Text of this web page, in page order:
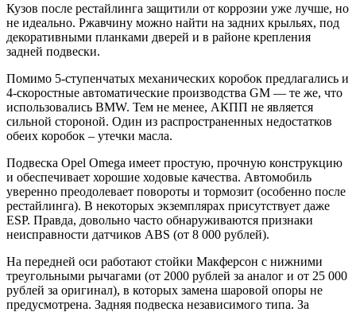
Кузов после рестайлинга защитили от коррозии уже лучше, но
не идеально. Ржавчину можно найти на задних крыльях, под
декоративными планками дверей и в районе крепления
задней подвески.
Помимо 5-ступенчатых механических коробок предлагались и
4-скоростные автоматические производства GM — те же, что
использовались BMW. Тем не менее, АКПП не является
сильной стороной. Один из распространенных недостатков
обеих коробок – утечки масла.
Подвеска Opel Omega имеет простую, прочную конструкцию
и обеспечивает хорошие ходовые качества. Автомобиль
уверенно преодолевает повороты и тормозит (особенно после
рестайлинга). В некоторых экземплярах присутствует даже
ESP. Правда, довольно часто обнаруживаются признаки
неисправности датчиков ABS (от 8 000 рублей).
На передней оси работают стойки Макферсон с нижними
треугольными рычагами (от 2000 рублей за аналог и от 25 000
рублей за оригинал), в которых замена шаровой опоры не
предусмотрена. Задняя подвеска независимого типа. За